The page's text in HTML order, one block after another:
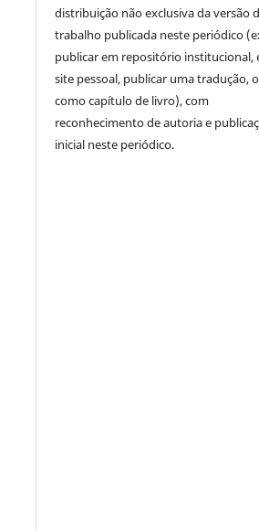
distribuição não exclusiva da versão
trabalho publicada neste periódico
publicar em repositório institucional,
site pessoal, publicar uma tradução,
como capítulo de livro), com
reconhecimento de autoria e
inicial neste periódico.